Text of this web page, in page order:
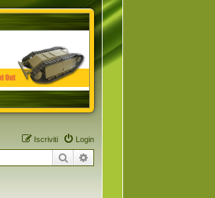
Login
Iscriviti
Cerca